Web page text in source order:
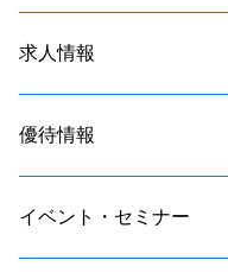
求人情報
優待情報
イベント・セミナー